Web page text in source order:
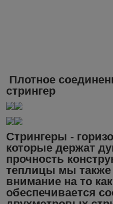
Плотное
стрингер
Стрингеры -
которые держат
прочность
теплицы мы также
внимание на то
обеспечивается